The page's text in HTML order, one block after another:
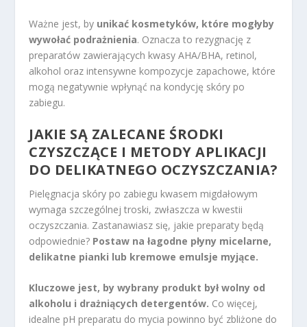
Ważne jest, by unikać kosmetyków, które mogłyby
wywołać podrażnienia. Oznacza to rezygnację z
preparatów zawierających kwasy AHA/BHA, retinol,
alkohol oraz intensywne kompozycje zapachowe, które
mogą negatywnie wpłynąć na kondycję skóry po
zabiegu.
JAKIE SĄ ZALECANE ŚRODKI
CZYSZCZĄCE I METODY APLIKACJI
DO DELIKATNEGO OCZYSZCZANIA?
Pielęgnacja skóry po zabiegu kwasem migdałowym
wymaga szczególnej troski, zwłaszcza w kwestii
oczyszczania. Zastanawiasz się, jakie preparaty będą
odpowiednie? Postaw na łagodne płyny micelarne,
delikatne pianki lub kremowe emulsje myjące.
Kluczowe jest, by wybrany produkt był wolny od
alkoholu i drażniących detergentów. Co więcej,
idealne pH preparatu do mycia powinno być zbliżone do